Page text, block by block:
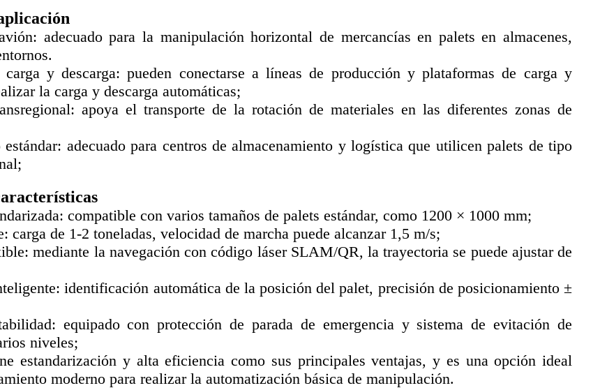
adecuado para la manipulación horizontal de mercancías en palets en almacenes,
carga y descarga: pueden conectarse a líneas de producción y plataformas de carga y
la carga y descarga automáticas;
apoya el transporte de la rotación de materiales en las diferentes zonas de
estándar: adecuado para centros de almacenamiento y logística que utilicen palets de tipo
compatible con varios tamaños de palets estándar, como 1200 × 1000 mm;
carga de 1-2 toneladas, velocidad de marcha puede alcanzar 1,5 m/s;
mediante la navegación con código láser SLAM/QR, la trayectoria se puede ajustar de
identificación automática de la posición del palet, precisión de posicionamiento ±
equipado con protección de parada de emergencia y sistema de evitación de
niveles;
estandarización y alta eficiencia como sus principales ventajas, y es una opción ideal
moderno para realizar la automatización básica de manipulación.